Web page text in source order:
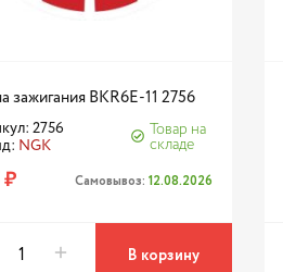
зажигания BKR6E-11 2756
2756
NGK
Товар на
складе
₽ Самовывоз:12.08.2026
В корзину